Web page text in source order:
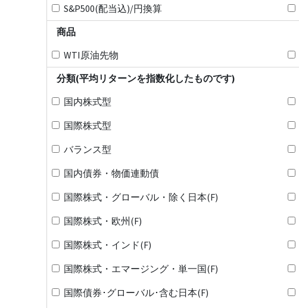
S&P500(配当込)/円換算
商品
WTI原油先物
分類(平均リターンを指数化したものです)
国内株式型
国際株式型
バランス型
国内債券・物価連動債
国際株式・グローバル・除く日本(F)
国際株式・欧州(F)
国際株式・インド(F)
国際株式・エマージング・単一国(F)
国際債券･グローバル･含む日本(F)